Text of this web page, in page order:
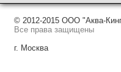
© 2012-2015 ООО "Аква-
Все права защищены
г. Москва